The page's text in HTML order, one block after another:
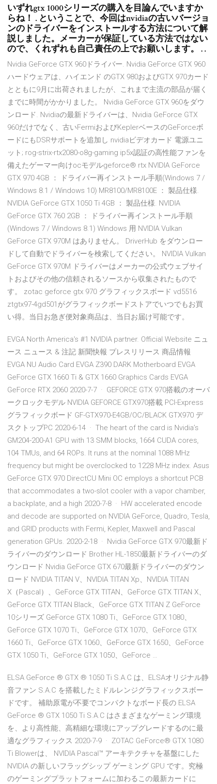
いずれgtx 1000シリーズの購入を目論んでいますか
らね！ . ということで、今回はnvidiaの古いバージョ
ンのドライバーをインストールする方法について解
説しました。メーカーが保証している方法ではない
ので、くれずれも自己責任の上でお願いします。 . .
Nvidia GeForce GTX 960ドライバー. Nvidia GeForce GTX 960
ハードウェアは、ハイエンド のGTX 980およびGTX 970カード
とともに9月に出荷されましたが、これまで主流の部品が届く
までに時間がかかりました。 Nvidia GeForce GTX 960をダウ
ンロード. Nvidiaの最新ドライバーは、Nvidia GeForce GTX
960だけでなく、古いFermiおよびKeplerベースのGeForceボ
ードにもDSRサポートを追加し nvidiaビデオカード 電源ユニ
ット; rog-strix-rtx2080-o8g-gaming ip5x認証の高性能ファンを
備えたゲーマー向けocモデルgeforce® rtx NVIDIA GeForce
GTX 970 4GB ： ドライバー再インストール手順(Windows 7 /
Windows 8.1 / Windows 10) MR8100/MR8100E ： 製品仕様.
NVIDIA GeForce GTX 1050 Ti 4GB ： 製品仕様. NVIDIA
GeForce GTX 760 2GB ： ドライバー再インストール手順
(Windows 7 / Windows 8.1) Windows 用 NVIDIA Vulkan
GeForce GTX 970M はありません。 DriverHub をダウンロー
ドして自動でドライバーを検索してください。 NVIDIA Vulkan
GeForce GTX 970M ドライバーはメーカーの公式ウェブサイ
トおよびその他の信頼されるソースから収集されたもので
す。 zotac geforce gtx 970 グラフィックスボード vd5516
ztgtx97-4gd501がグラフィックボードストアでいつでもお買
い得。当日お急ぎ便対象商品は、当日お届け可能です。
EVGA North America's #1 NVIDIA partner. Official Website ニュ
ース ニュース & 注記 新聞快報 プレスリリース 商品情報
EVGA NU Audio Card EVGA Z390 DARK Motherboard EVGA
GeForce GTX 1660 Ti & GTX 1660 Graphics Cards EVGA
GeForce RTX 2060 2020-7-7 · GEFORCE GTX 970搭載のオーバ
ークロックモデル NVIDIA GEFORCE GTX970搭載 PCI-Express
グラフィックボード GF-GTX970-E4GB/OC/BLACK GTX970 デ
スクトップPC 2020-6-14 · The heart of the card is Nvidia’s
GM204-200-A1 GPU with 13 SMM blocks, 1664 CUDA cores,
104 TMUs, and 64 ROPs. It runs at the nominal 1088 MHz
frequency but might be overclocked to 1228 MHz index. Asus
GeForce GTX 970 DirectCU Mini OC employs a shortcut PCB
that accommodates a two-slot cooler with a vapor chamber,
a backplate, and a high 2020-7-8 · HW accelerated encode
and decode are supported on NVIDIA GeForce, Quadro, Tesla,
and GRID products with Fermi, Kepler, Maxwell and Pascal
generation GPUs. 2020-2-18 · Nvidia GeForce GTX 970最新ド
ライバーのダウンロード Brother HL-1850最新ドライバーのダ
ウンロード Nvidia GeForce GTX 670最新ドライバーのダウン
ロード NVIDIA TITAN V、NVIDIA TITAN Xp、NVIDIA TITAN
X（Pascal）、GeForce GTX TITAN、GeForce GTX TITAN X、
GeForce GTX TITAN Black、GeForce GTX TITAN Z GeForce
10シリーズ GeForce GTX 1080 Ti、GeForce GTX 1080、
GeForce GTX 1070 Ti、GeForce GTX 1070、GeForce GTX
1660 Ti、GeForce GTX 1060、GeForce GTX 1650、GeForce
GTX 1050 Ti、GeForce GTX 1050、GeForce …
ELSA GeForce ® GTX ® 1050 Ti S.A.C は、ELSAオリジナル静
音ファン S.A.C を搭載したミドルレンジグラフィックスボー
ドです。 補助原電が不要でコンパクトなボード長の ELSA
GeForce ® GTX 1050 Ti S.A.C はさまざまなゲーミング環境
を、より高性能、高精細な環境にアップグレードするのに最
適なグラフィックス 2020-7-9 · ZOTAC GeForce® GTX 1080
Ti Blowerは、 NVIDIA Pascal™ アーキテクチャを基盤にした
NVIDIA の新しいフラッグシップ ゲーミング GPU です。究極
のゲーミングプラットフォームに加わるこの最新カードに